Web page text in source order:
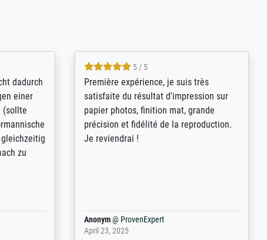
kann sich
(ein
-
4.8 / 5
Qualité absolument irréprochable.
Extraordinaire diversité des thèmes
abordés et personnalisation des
demandes (recadrage, réajustement des
couleurs). Relation clientèle parfaite.
Anonym@ ProvenExpert
March 31, 2025